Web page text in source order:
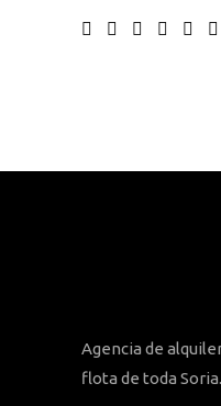
Agencia de
flota de toda Soria.